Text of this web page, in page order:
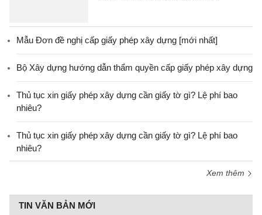
Mẫu Đơn đề nghị cấp giấy phép xây dựng [mới nhất]
Bộ Xây dựng hướng dẫn thẩm quyền cấp giấy phép xây dựng
Thủ tục xin giấy phép xây dựng cần giấy tờ gì? Lệ phí bao
nhiêu?
Thủ tục xin giấy phép xây dựng cần giấy tờ gì? Lệ phí bao
nhiêu?
Xem thêm
TIN VĂN BẢN MỚI